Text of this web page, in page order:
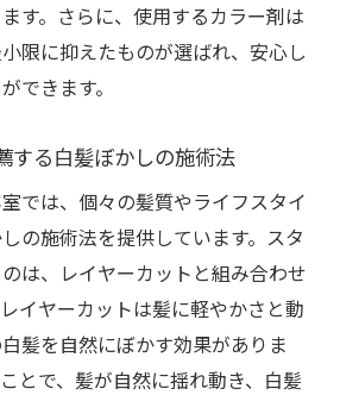
す。さらに、使用するカラー剤は
限に抑えたものが選ばれ、安心し
できます。
する白髪ぼかしの施術法
では、個々の髪質やライフスタイ
の施術法を提供しています。スタ
は、レイヤーカットと組み合わせ
イヤーカットは髪に軽やかさと動
髪を自然にぼかす効果がありま
とで、髪が自然に揺れ動き、白髪